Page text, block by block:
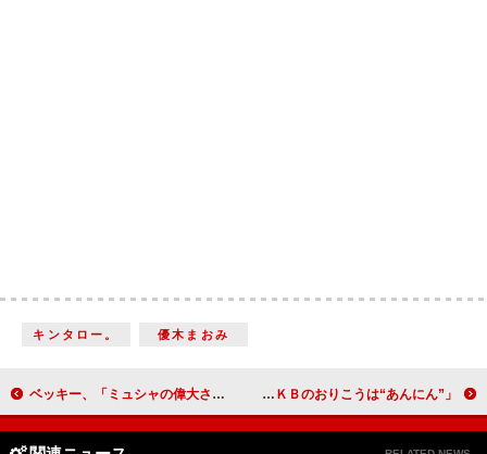
キンタロー。 優木まおみ
ベッキー、「ミュシャの偉大さが分かりました」 ミュシャ展、来場者２０万人突破 篠田麻里子、自身も「おりこうさまに」 「ＡＫＢのおりこうは“あんにん”」